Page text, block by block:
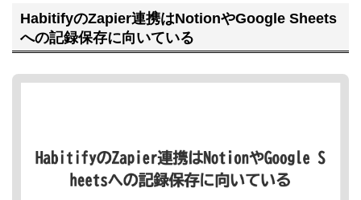
HabitifyのZapier連携はNotionやGoogle Sheets
への記録保存に向いている